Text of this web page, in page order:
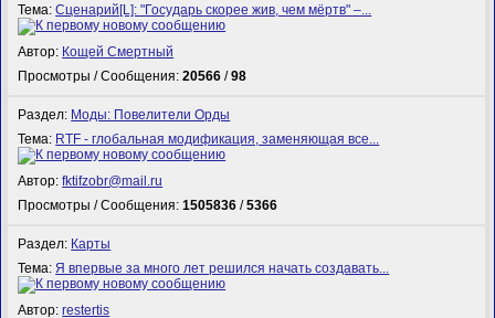
Тема:Сценарий[L]: "Государь скорее жив, чем мёртв" –...
Автор: Кощей Смертный
Просмотры / Сообщения:20566 /98
Раздел: Моды: Повелители Орды
Тема: RTF - глобальная модификация, заменяющая все...
Автор:fktifzobr@mail.ru
Просмотры / Сообщения:1505836 /5366
Раздел: Карты
Тема:Я впервые за много лет решился начать создавать...
Автор:restertis